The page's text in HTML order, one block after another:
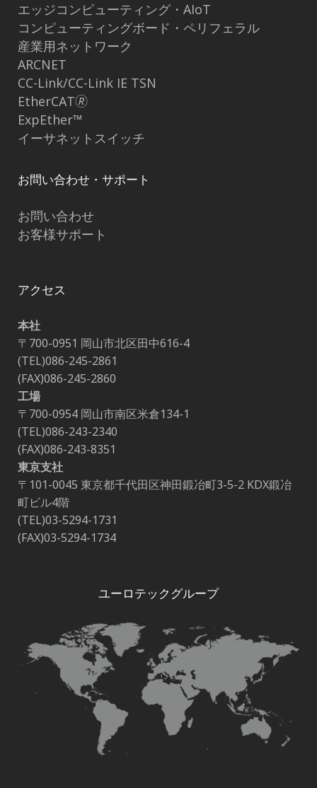
エッジコンピューティング・AIoT
コンピューティングボード・ペリフェラル
産業用ネットワーク
ARCNET
CC-Link/CC-Link IE TSN
EtherCAT🄬
ExpEther™
イーサネットスイッチ
お問い合わせ・サポート
お問い合わせ
お客様サポート
アクセス
本社
〒700-0951 岡山市北区田中616-4
(TEL)086-245-2861
(FAX)086-245-2860
工場
〒700-0954 岡山市南区米倉134-1
(TEL)086-243-2340
(FAX)086-243-8351
東京支社
〒101-0045 東京都千代田区神田鍛冶町3-5-2 KDX鍛冶
町ビル4階
(TEL)03-5294-1731
(FAX)03-5294-1734
ユーロテックグループ